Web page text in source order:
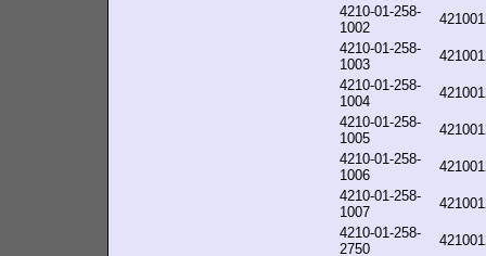
4210-01-258-
1002
4210-01-258-
1003
4210-01-258-
1004
4210-01-258-
1005
4210-01-258-
1006
4210-01-258-
1007
4210-01-258-
2750